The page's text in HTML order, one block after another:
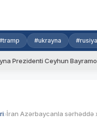
#ukrayna #rusiya
Ceyhun Bayramovu